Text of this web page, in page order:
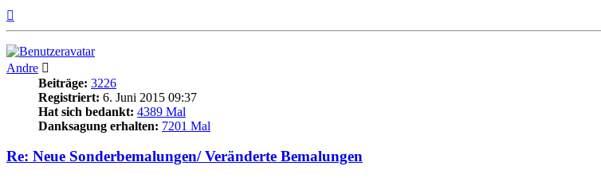
Andre
Beiträge: 3226
Registriert: 6. Juni 2015 09:37
Hat sich bedankt: 4389 Mal
Danksagung erhalten: 7201 Mal
Re: Neue Sonderbemalungen/ Veränderte Bemalungen